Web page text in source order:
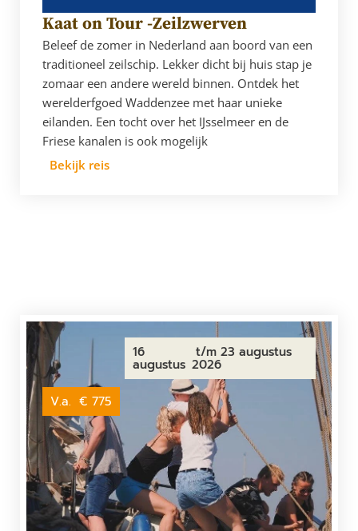
Kaat on Tour -Zeilzwerven
Beleef de zomer in Nederland aan boord van een
traditioneel zeilschip. Lekker dicht bij huis stap je
zomaar een andere wereld binnen. Ontdek het
werelderfgoed Waddenzee met haar unieke
eilanden. Een tocht over het IJsselmeer en de
Friese kanalen is ook mogelijk
Bekijk reis
16
augustus
t/m 23 augustus
2026
V.a. € 775